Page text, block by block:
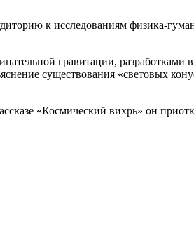
к исследованиям физика-
гравитации, разработками
существования «световых
«Космический вихрь» он